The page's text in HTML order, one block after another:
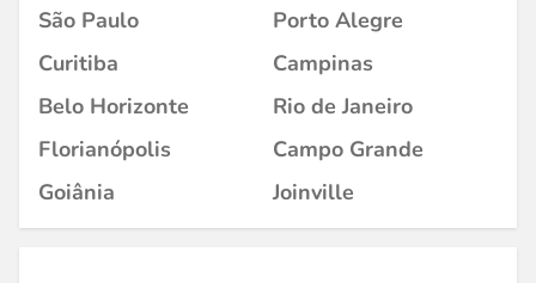
São Paulo
Porto Alegre
Curitiba
Campinas
Belo Horizonte
Rio de Janeiro
Florianópolis
Campo Grande
Goiânia
Joinville